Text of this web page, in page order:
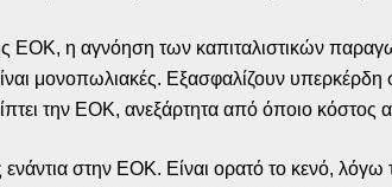
ΕΟΚ, η αγνόηση των καπιταλιστικών
μονοπωλιακές. Εξασφαλίζουν
την ΕΟΚ, ανεξάρτητα από όποιο
ενάντια στην ΕΟΚ. Είναι ορατό το κενό,